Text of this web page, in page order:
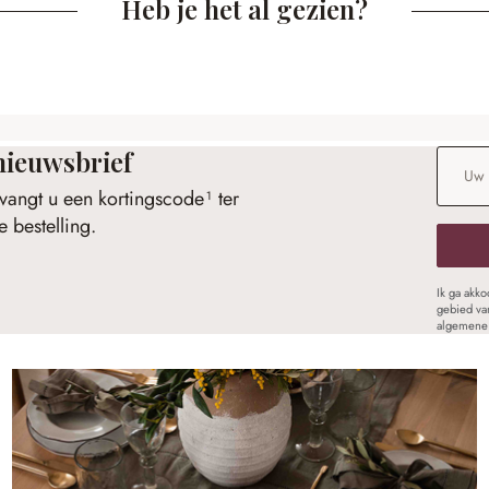
Heb je het al gezien?
u een kortingscode¹ ter
bestelling.
E-
Ik ga
gebied